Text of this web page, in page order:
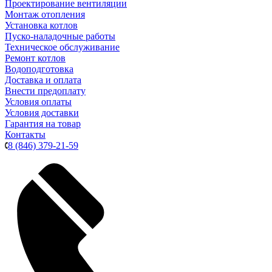
Проектирование вентиляции
Монтаж отопления
Установка котлов
Пуско-наладочные работы
Техническое обслуживание
Ремонт котлов
Водоподготовка
Доставка и оплата
Внести предоплату
Условия оплаты
Условия доставки
Гарантия на товар
Контакты
8 (846) 379-21-59